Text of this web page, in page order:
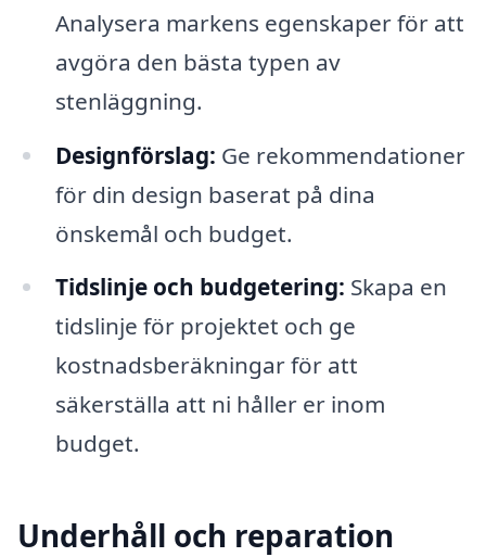
Analysera markens egenskaper för att
avgöra den bästa typen av
stenläggning.
Designförslag: Ge rekommendationer
för din design baserat på dina
önskemål och budget.
Tidslinje och budgetering: Skapa en
tidslinje för projektet och ge
kostnadsberäkningar för att
säkerställa att ni håller er inom
budget.
Underhåll och reparation